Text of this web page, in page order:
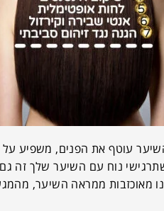
עוטף את הפנים, משפיע
נוח עם השיער שלך זה
מאוכזבות ממראה השיער,